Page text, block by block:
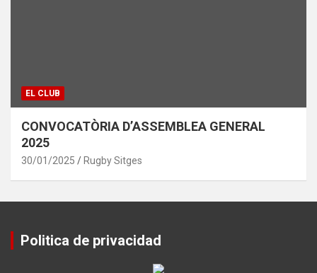
EL CLUB
CONVOCATÒRIA D’ASSEMBLEA GENERAL
2025
30/01/2025 Rugby Sitges
Politica de privacidad